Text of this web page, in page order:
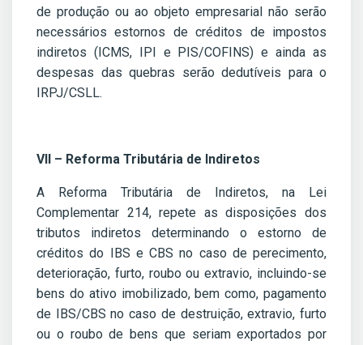
de produção ou ao objeto empresarial não serão
necessários estornos de créditos de impostos
indiretos (ICMS, IPI e PIS/COFINS) e ainda as
despesas das quebras serão dedutíveis para o
IRPJ/CSLL.
VII – Reforma Tributária de Indiretos
A Reforma Tributária de Indiretos, na Lei
Complementar 214, repete as disposições dos
tributos indiretos determinando o estorno de
créditos do IBS e CBS no caso de perecimento,
deterioração, furto, roubo ou extravio, incluindo-se
bens do ativo imobilizado, bem como, pagamento
de IBS/CBS no caso de destruição, extravio, furto
ou o roubo de bens que seriam exportados por